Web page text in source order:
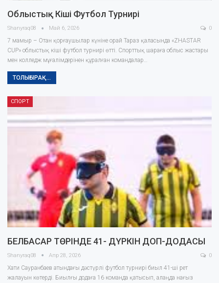
Облыстық Кіші Футбол Турнирі
Shanyraq08 Май 6, 2026 0
7 мамыр – Отан қорғаушылар күніне орай Тараз қаласында «ZHASTAR
CUP» облыстық кіші футбол турнирі өтті. Спорттық шараға облыс жастары
мен колледж мұғалімдерінен құралған командалар…
ТОЛЫҒЫРАҚ...
СПОРТ
БЕЛБАСАР ТӨРІНДЕ 41- ДҮРКІН ДОП-ДОДАСЫ
Shanyraq08 Апр 28, 2026 0
Хати Сауранбаев атындағы дәстүрлі футбол турнирі биыл 41-ші рет
жалауын көтерді. Биылғы додаға 16 команда қатысып, алаңда нағыз